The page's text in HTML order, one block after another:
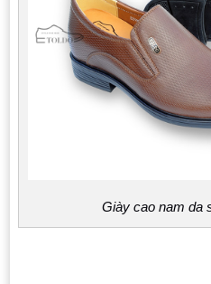
Giày cao nam da